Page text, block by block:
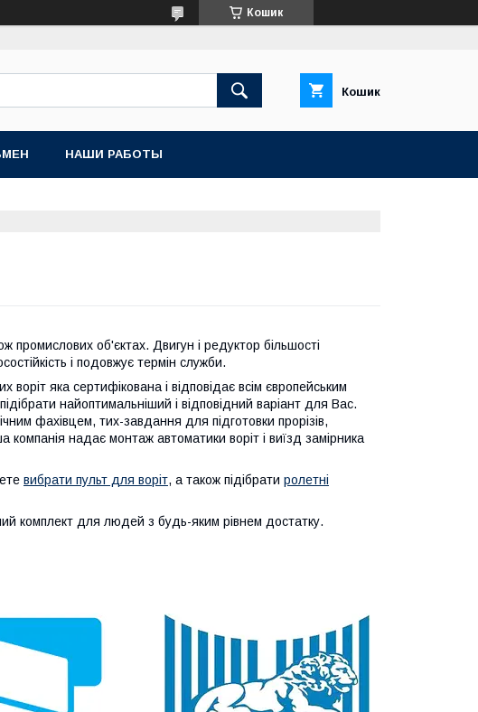
Кошик
Кошик
НАШИ РАБОТЫ
промислових об'єктах. Двигун і редуктор більшості
і подовжує термін служби.
яка сертифікована і відповідає всім європейським
найоптимальніший і відповідний варіант для Вас.
фахівцем, тих-завдання для підготовки прорізів,
компанія надає монтаж автоматики воріт і виїзд замірника
вибрати пульт для воріт, а також підібрати ролетні
комплект для людей з будь-яким рівнем достатку.